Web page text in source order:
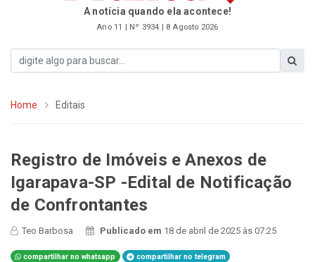
A notícia quando ela acontece!
Ano 11 | Nº 3934 | 8 Agosto 2026
Home Editais
Registro de Imóveis e Anexos de
Igarapava-SP -Edital de Notificação
de Confrontantes
Teo Barbosa Publicado em 18 de abril de 2025 às 07:25
compartilhar no whatsapp
compartilhar no telegram